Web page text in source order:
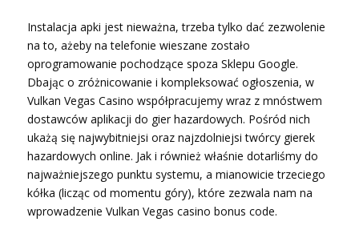
Instalacja apki jest nieważna, trzeba tylko dać zezwolenie
na to, ażeby na telefonie wieszane zostało
oprogramowanie pochodzące spoza Sklepu Google.
Dbając o zróżnicowanie i kompleksować ogłoszenia, w
Vulkan Vegas Casino współpracujemy wraz z mnóstwem
dostawców aplikacji do gier hazardowych. Pośród nich
ukażą się najwybitniejsi oraz najzdolniejsi twórcy gierek
hazardowych online. Jak i również właśnie dotarliśmy do
najważniejszego punktu systemu, a mianowicie trzeciego
kółka (licząc od momentu góry), które zezwala nam na
wprowadzenie Vulkan Vegas casino bonus code.